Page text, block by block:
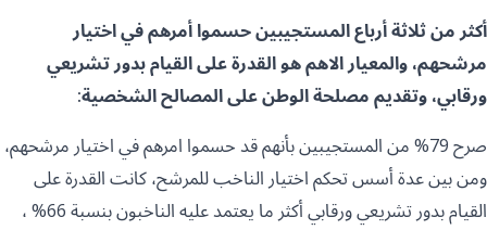
أكثر من ثلاثة أرباع المستجيبين حسموا أمرهم في اختيار
مرشحهم، والمعيار الاهم هو القدرة على القيام بدور تشريعي
ورقابي، وتقديم مصلحة الوطن على المصالح الشخصية:
صرح 79% من المستجيبين بأنهم قد حسموا امرهم في اختيار مرشحهم،
ومن بين عدة أسس تحكم اختيار الناخب للمرشح، كانت القدرة على
القيام بدور تشريعي ورقابي أكثر ما يعتمد عليه الناخبون بنسبة 66% ،